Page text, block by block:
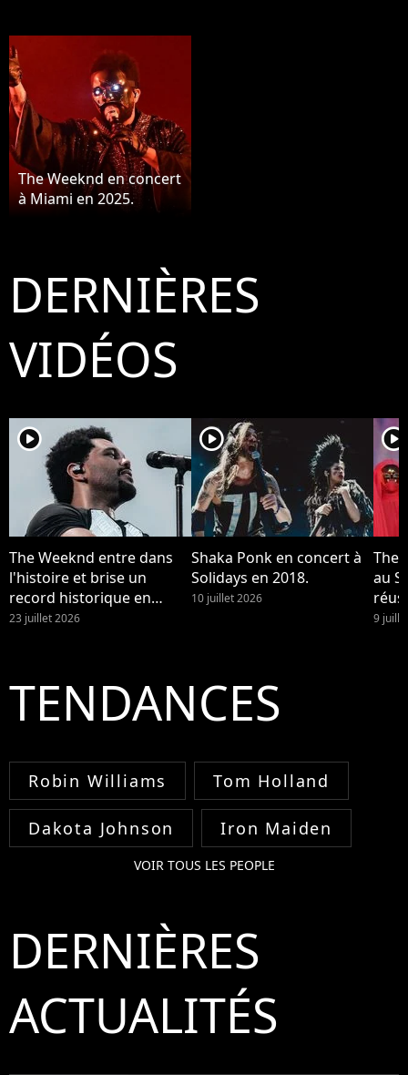
The Weeknd en concert
à Miami en 2025.
DERNIÈRES
VIDÉOS
player2
The Weeknd entre dans
l'histoire et brise un
record historique en
France
23 juillet 2026
player2
Shaka Ponk en concert à
Solidays en 2018.
10 juillet 2026
player2
The
au
9
TENDANCES
Robin Williams Tom Holland
Dakota Johnson Iron Maiden
VOIR TOUS LES PEOPLE
DERNIÈRES
ACTUALITÉS